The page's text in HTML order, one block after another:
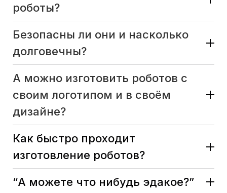
роботы?
Безопасны ли они и насколько
долговечны?
А можно изготовить роботов с
своим логотипом и в своём
дизайне?
Как быстро проходит
изготовление роботов?
“А можете что нибудь эдакое?”